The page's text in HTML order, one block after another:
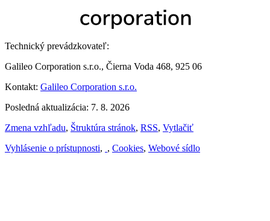
Technický prevádzkovateľ:
Galileo Corporation s.r.o., Čierna Voda 468, 925 06
Kontakt: Galileo Corporation s.r.o.
Posledná aktualizácia: 7. 8. 2026
Zmena vzhľadu, Štruktúra stránok, RSS, Vytlačiť
Vyhlásenie o prístupnosti, , Cookies, Webové sídlo